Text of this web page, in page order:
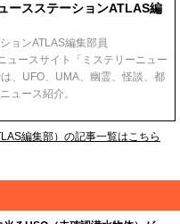
ースステーションATLAS編
ョンATLAS編集部員
ュースサイト「ミステリーニュー
、UFO、UMA、幽霊、怪談、都
ュース紹介。
編集部）の記事一覧はこちら